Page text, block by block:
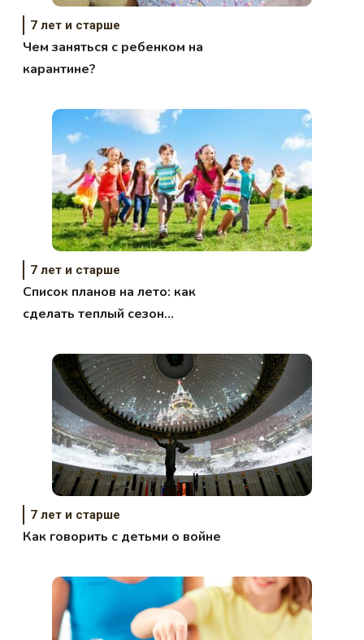
7 лет и старше
Чем заняться с ребенком на
карантине?
7 лет и старше
Список планов на лето: как
сделать теплый сезон
7 лет и старше
Как говорить с детьми о войне